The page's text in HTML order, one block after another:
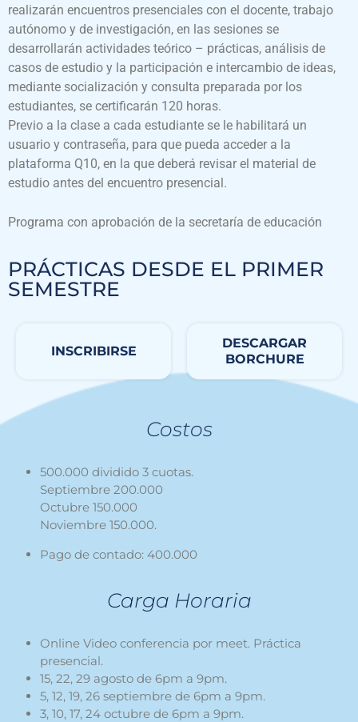
realizarán encuentros presenciales con el docente, trabajo
autónomo y de investigación, en las sesiones se
desarrollarán actividades teórico – prácticas, análisis de
casos de estudio y la participación e intercambio de ideas,
mediante socialización y consulta preparada por los
estudiantes, se certificarán 120 horas.
Previo a la clase a cada estudiante se le habilitará un
usuario y contraseña, para que pueda acceder a la
plataforma Q10, en la que deberá revisar el material de
estudio antes del encuentro presencial.
Programa con aprobación de la secretaría de educación
PRÁCTICAS DESDE EL PRIMER
SEMESTRE
INSCRIBIRSE
DESCARGAR
BORCHURE
Costos
500.000 dividido 3 cuotas.
Septiembre 200.000
Octubre 150.000
Noviembre 150.000.
Pago de contado: 400.000
Carga Horaria
Online Video conferencia por meet. Práctica
presencial.
15, 22, 29 agosto de 6pm a 9pm.
5, 12, 19, 26 septiembre de 6pm a 9pm.
3, 10, 17, 24 octubre de 6pm a 9pm.